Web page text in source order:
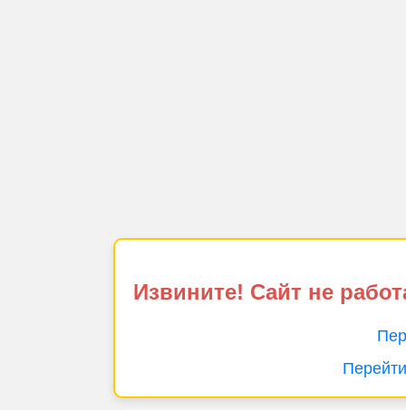
Извините! Сайт не